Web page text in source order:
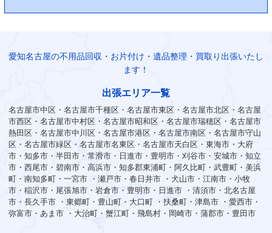
愛知名古屋の不用品回収・お片付け・遺品整理・買取り出張いたし
ます！
出張エリア一覧
名古屋市中区・名古屋市千種区・名古屋市東区・名古屋市北区・名古屋
市西区・名古屋市中村区・名古屋市昭和区・名古屋市瑞穂区・名古屋市
熱田区・名古屋市中川区・名古屋市港区・名古屋市南区・名古屋市守山
区・名古屋市緑区・名古屋市名東区・名古屋市天白区・東海市・大府
市・知多市・半田市・常滑市・日進市・豊明市・刈谷市・安城市・知立
市・西尾市・碧南市・高浜市・知多郡東浦町・阿久比町・武豊町・美浜
町・南知多町・一宮市 ・瀬戸市・春日井市 ・犬山市・江南市・小牧
市・稲沢市・尾張旭市・岩倉市・豊明市・日進市 ・清須市・北名古屋
市・長久手市 ・東郷町・豊山町・大口町 ・扶桑町・津島市 ・愛西市・
弥富市・あま市 ・大治町・蟹江町・飛島村・岡崎市・蒲郡市・豊田市